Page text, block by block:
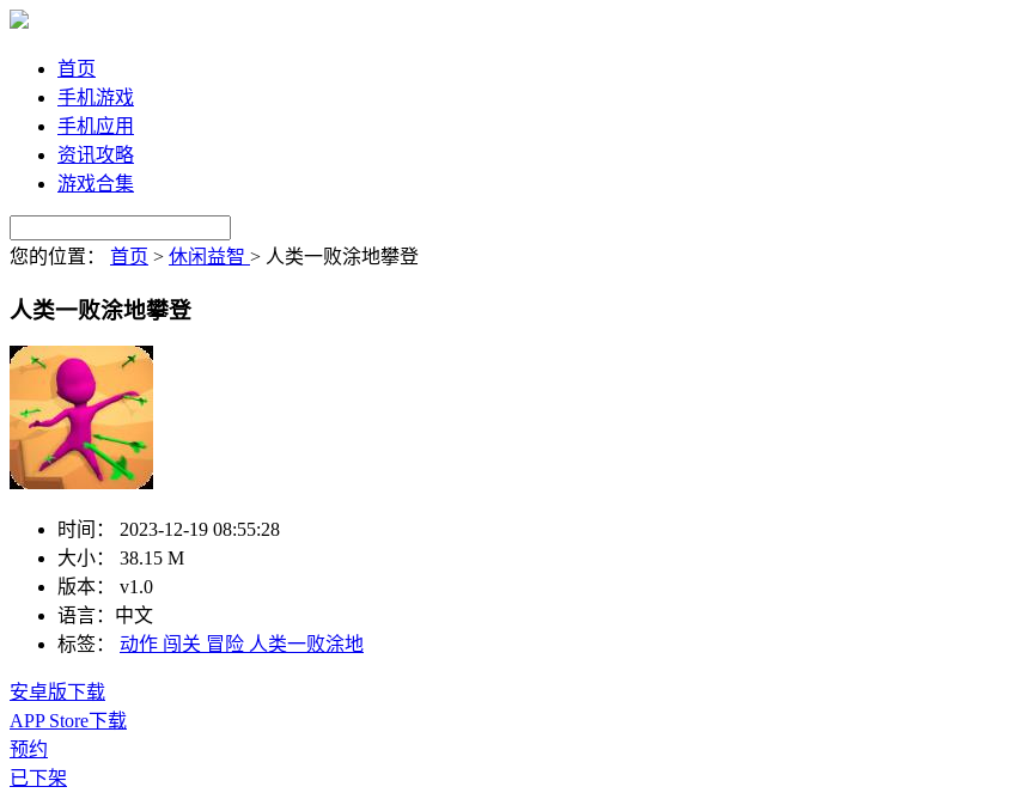
首页
手机游戏
手机应用
资讯攻略
游戏合集
您的位置： 首页 > 休闲益智 > 人类一败涂地攀登
人类一败涂地攀登
时间：
2023-12-19 08:55:28
大小：
38.15 M
版本：
v1.0
语言： 中文
标签：
动作 闯关 冒险 人类一败涂地
安卓版下载
APP Store下载
预约
已下架